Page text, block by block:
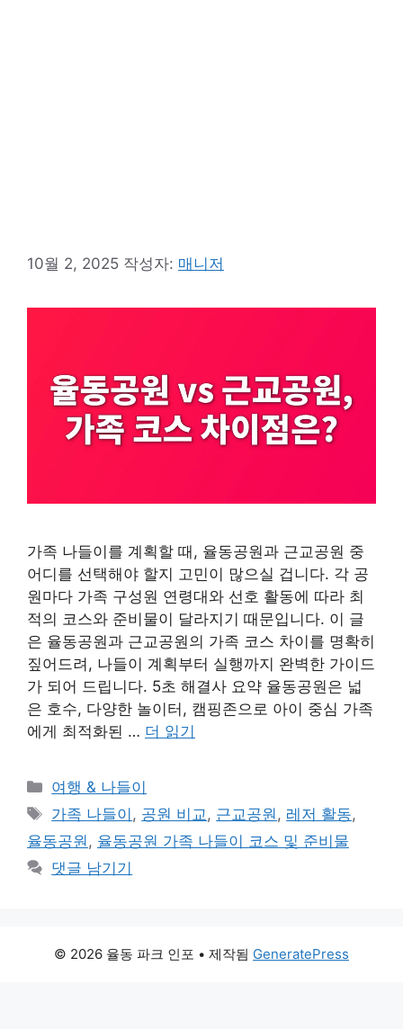
10월 2, 2025 작성자: 매니저
가족 나들이를 계획할 때, 율동공원과 근교공원 중
어디를 선택해야 할지 고민이 많으실 겁니다. 각 공
원마다 가족 구성원 연령대와 선호 활동에 따라 최
적의 코스와 준비물이 달라지기 때문입니다. 이 글
은 율동공원과 근교공원의 가족 코스 차이를 명확히
짚어드려, 나들이 계획부터 실행까지 완벽한 가이드
가 되어 드립니다. 5초 해결사 요약 율동공원은 넓
은 호수, 다양한 놀이터, 캠핑존으로 아이 중심 가족
에게 최적화된 … 더 읽기
카
테
리
여행 & 나들이
태
그
가족 나들이 , 공원 비교, 근교공원, 레저 활동,
율동공원, 율동공원 가족 나들이 코스 및 준비물
댓글 남기기
© 2026 율동 파크 인포 • 제작됨 GeneratePress